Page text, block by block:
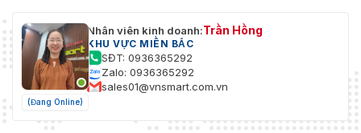
(Đang Online)
Nhân viên kinh doanh:Trần Hồng
KHU VỰC MIỀN BẮC
SĐT: 0936365292
Zalo: 0936365292
sales01@vnsmart.com.vn